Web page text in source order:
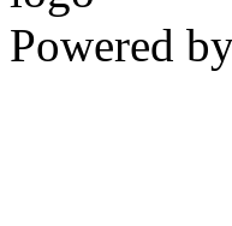
Powered